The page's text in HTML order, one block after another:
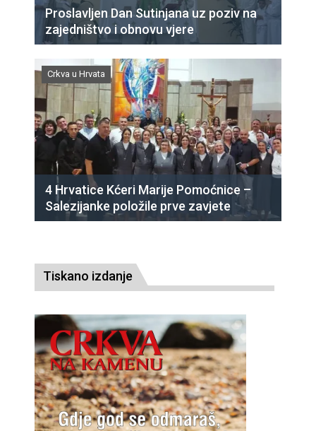
Proslavljen Dan Sutinjana uz poziv na
zajedništvo i obnovu vjere
Crkva u Hrvata
4 Hrvatice Kćeri Marije Pomoćnice –
Salezijanke položile prve zavjete
Tiskano izdanje